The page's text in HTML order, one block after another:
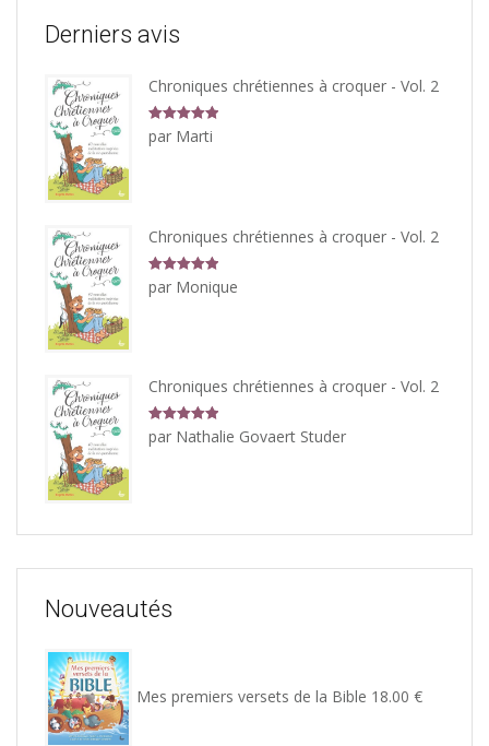
Derniers avis
Chroniques chrétiennes à croquer - Vol. 2
5 sur
5
par Marti
Chroniques chrétiennes à croquer - Vol. 2
5 sur
5
par Monique
Chroniques chrétiennes à croquer - Vol. 2
5 sur
5
par Nathalie Govaert Studer
Nouveautés
Mes premiers versets de la Bible 18.00 €